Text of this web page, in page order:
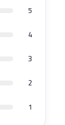
5
4
3
2
1